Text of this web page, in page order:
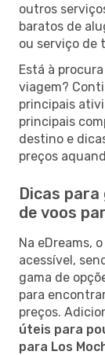
outros
baratos de
ou serviço de
Está à
viagem?
principais
principais
destino e
preços
Dicas
de voos
Na eDreams,
acessível,
gama de
para
preços.
úteis para
para Los